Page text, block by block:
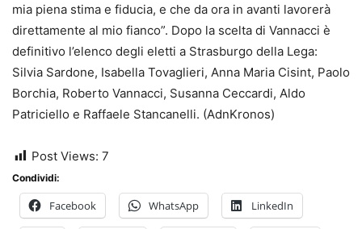
mia piena stima e fiducia, e che da ora in avanti lavorerà
direttamente al mio fianco”. Dopo la scelta di Vannacci è
definitivo l’elenco degli eletti a Strasburgo della Lega:
Silvia Sardone, Isabella Tovaglieri, Anna Maria Cisint, Paolo
Borchia, Roberto Vannacci, Susanna Ceccardi, Aldo
Patriciello e Raffaele Stancanelli. (AdnKronos)
Post Views: 7
Condividi:
Facebook WhatsApp LinkedIn